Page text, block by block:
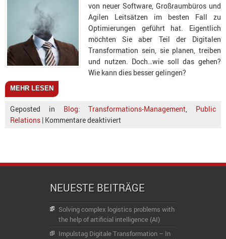
von neuer Software, Großraumbüros und
Agilen Leitsätzen im besten Fall zu
Optimierungen geführt hat. Eigentlich
möchten Sie aber Teil der Digitalen
Transformation sein, sie planen, treiben
und nutzen. Doch…wie soll das gehen?
Wie kann dies besser gelingen?
MEHR LESEN
Geposted in Blog: Transformations-Management
Public
Relations | Kommentare deaktiviert
NEUESTE BEITRÄGE
Solving complex logistics problems with
the help of artificial intelligence (AI)
Impulstag Digitale Transformation – In